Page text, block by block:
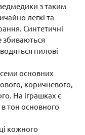
з таким
легкі та
Синтетичні
збиваються
пилові
основних
коричневого,
На іграшках є
тон основного
кожного